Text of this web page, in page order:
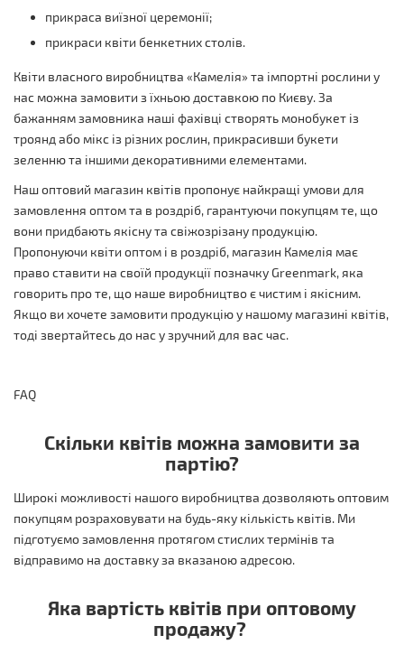
прикраса виїзної церемонії;
прикраси квіти бенкетних столів.
Квіти власного виробництва «Камелія» та імпортні рослини у
нас можна замовити з їхньою доставкою по Києву. За
бажанням замовника наші фахівці створять монобукет із
троянд або мікс із різних рослин, прикрасивши букети
зеленню та іншими декоративними елементами.
Наш оптовий магазин квітів пропонує найкращі умови для
замовлення оптом та в роздріб, гарантуючи покупцям те, що
вони придбають якісну та свіжозрізану продукцію.
Пропонуючи квіти оптом і в роздріб, магазин Камелія має
право ставити на своїй продукції позначку Greenmark, яка
говорить про те, що наше виробництво є чистим і якісним.
Якщо ви хочете замовити продукцію у нашому магазині квітів,
тоді звертайтесь до нас у зручний для вас час.
FAQ
Скільки квітів можна замовити за
партію?
Широкі можливості нашого виробництва дозволяють оптовим
покупцям розраховувати на будь-яку кількість квітів. Ми
підготуємо замовлення протягом стислих термінів та
відправимо на доставку за вказаною адресою.
Яка вартість квітів при оптовому
продажу?